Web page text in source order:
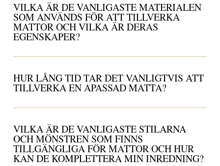
VILKA ÄR DE VANLIGASTE MATERIALEN
SOM ANVÄNDS FÖR ATT TILLVERKA
MATTOR OCH VILKA ÄR DERAS
EGENSKAPER?
HUR LÅNG TID TAR DET VANLIGTVIS ATT
TILLVERKA EN APASSAD MATTA?
VILKA ÄR DE VANLIGASTE STILARNA
OCH MÖNSTREN SOM FINNS
TILLGÄNGLIGA FÖR MATTOR OCH HUR
KAN DE KOMPLETTERA MIN INREDNING?